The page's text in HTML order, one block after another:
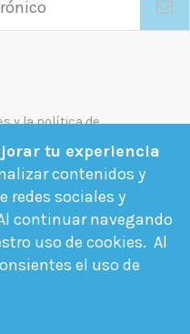
y la política de
tu experiencia
contenidos y
redes sociales y
continuar navegando
uso de cookies. Al
el uso de